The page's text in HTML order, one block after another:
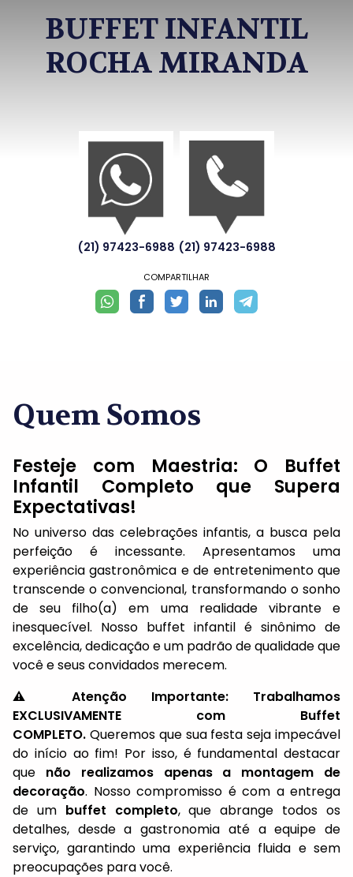
BUFFET INFANTIL
ROCHA MIRANDA
(21) 97423-6988 (21) 97423-6988
COMPARTILHAR
Quem Somos
Festeje com Maestria: O Buffet
Infantil Completo que Supera
Expectativas!
No universo das celebrações infantis, a busca pela
perfeição é incessante. Apresentamos uma
experiência gastronômica e de entretenimento que
transcende o convencional, transformando o sonho
de seu filho(a) em uma realidade vibrante e
inesquecível. Nosso buffet infantil é sinônimo de
excelência, dedicação e um padrão de qualidade que
você e seus convidados merecem.
⚠️ Atenção Importante: Trabalhamos
EXCLUSIVAMENTE com Buffet
COMPLETO. Queremos que sua festa seja impecável
do início ao fim! Por isso, é fundamental destacar
que não realizamos apenas a montagem de
decoração. Nosso compromisso é com a entrega
de um buffet completo, que abrange todos os
detalhes, desde a gastronomia até a equipe de
serviço, garantindo uma experiência fluida e sem
preocupações para você.